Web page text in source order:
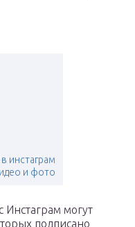
инстаграм
и фото
Инстаграм могут
подписано